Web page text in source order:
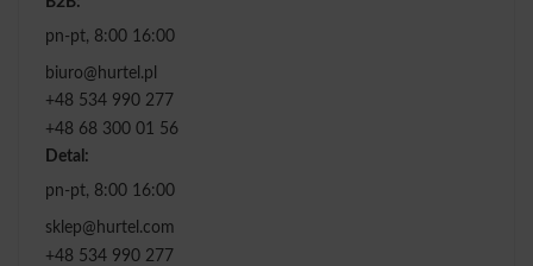
pn-pt, 8:00 16:00
biuro@hurtel.pl
+48 534 990 277
+48 68 300 01 56
Detal:
pn-pt, 8:00 16:00
sklep@hurtel.com
+48 534 990 277